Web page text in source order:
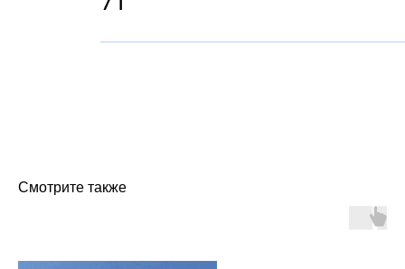
Смотрите также